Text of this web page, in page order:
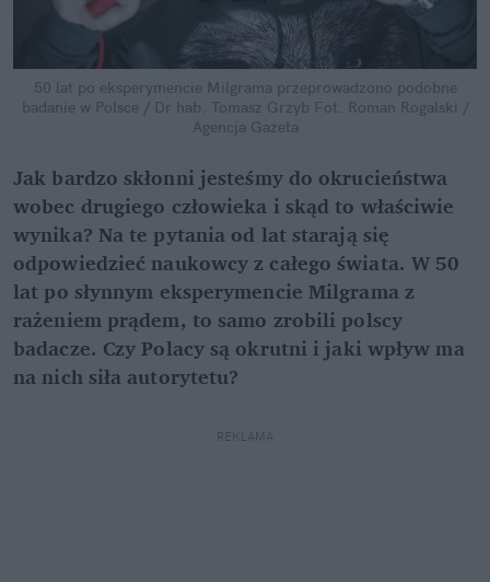
50 lat po eksperymencie Milgrama przeprowadzono podobne
badanie w Polsce / Dr hab. Tomasz Grzyb Fot. Roman Rogalski /
Agencja Gazeta
Jak bardzo skłonni jesteśmy do okrucieństwa
wobec drugiego człowieka i skąd to właściwie
wynika? Na te pytania od lat starają się
odpowiedzieć naukowcy z całego świata. W 50
lat po słynnym eksperymencie Milgrama z
rażeniem prądem, to samo zrobili polscy
badacze. Czy Polacy są okrutni i jaki wpływ ma
na nich siła autorytetu?
REKLAMA